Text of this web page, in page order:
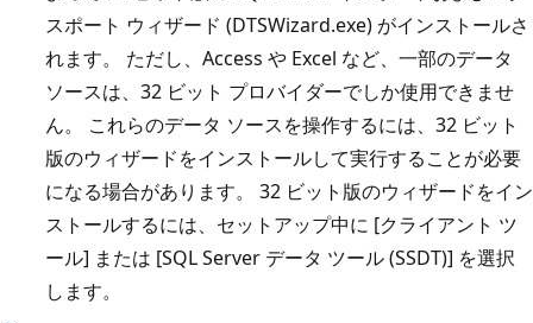
スポート ウィザード (DTSWizard.exe) がインストールさ
れます。 ただし、Access や Excel など、一部のデータ
ソースは、32 ビット プロバイダーでしか使用できませ
ん。 これらのデータ ソースを操作するには、32 ビット
版のウィザードをインストールして実行することが必要
になる場合があります。 32 ビット版のウィザードをイン
ストールするには、セットアップ中に [クライアント ツ
ール] または [SQL Server データ ツール (SSDT)] を選択
します。